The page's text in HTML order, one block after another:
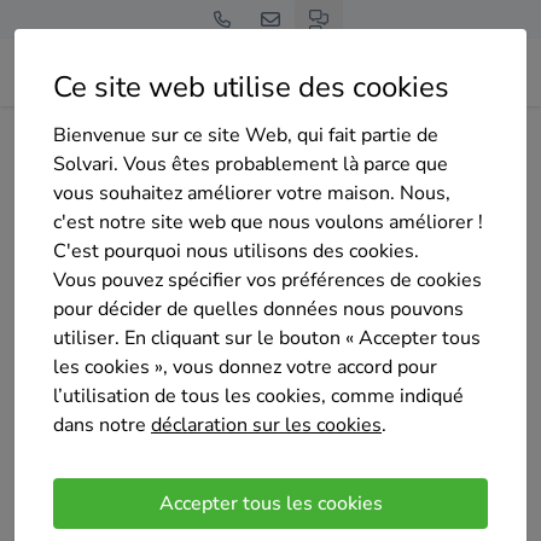
Ce site web utilise des cookies
Bienvenue sur ce site Web, qui fait partie de
Solvari. Vous êtes probablement là parce que
vous souhaitez améliorer votre maison. Nous,
c'est notre site web que nous voulons améliorer !
C'est pourquoi nous utilisons des cookies.
Vous pouvez spécifier vos préférences de cookies
pour décider de quelles données nous pouvons
utiliser. En cliquant sur le bouton « Accepter tous
les cookies », vous donnez votre accord pour
l’utilisation de tous les cookies, comme indiqué
dans notre déclaration sur les cookies.
Accepter tous les cookies
Home Isolation de la toiture Liège
Blegny
Energie isolation srl
Energie isolation srl
Sélectionné 6 fois
/5
(10 avis)
Travaillant dans le secteur de l’isolation thermique